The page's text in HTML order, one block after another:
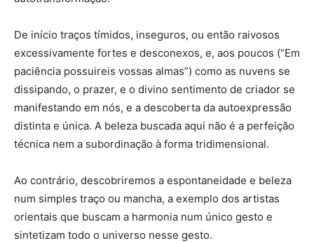
De início traços tímidos, inseguros, ou então raivosos
excessivamente fortes e desconexos, e, aos poucos (“Em
paciência possuireis vossas almas”) como as nuvens se
dissipando, o prazer, e o divino sentimento de criador se
manifestando em nós, e a descoberta da autoexpressão
distinta e única. A beleza buscada aqui não é a perfeição
técnica nem a subordinação à forma tridimensional.
Ao contrário, descobriremos a espontaneidade e beleza
num simples traço ou mancha, a exemplo dos artistas
orientais que buscam a harmonia num único gesto e
sintetizam todo o universo nesse gesto.